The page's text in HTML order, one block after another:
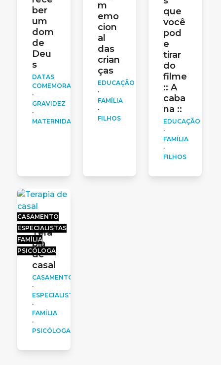
ber
um
dom
de
Deu
s
DATAS
COMEMORATIVAS
·
GRAVIDEZ
·
MATERNIDADE
m
emo
cion
al
das
crian
ças
EDUCAÇÃO
·
FAMÍLIA
·
FILHOS
que
você
pod
e
tirar
do
filme
:: A
caba
na ::
EDUCAÇÃO
·
FAMÍLIA
·
FILHOS
CASAMENTO
ESPECIALISTAS
FAMÍLIA
PSICÓLOGA
Tera
pia
de
casal
CASAMENTO
·
ESPECIALISTAS
·
FAMÍLIA
·
PSICÓLOGA